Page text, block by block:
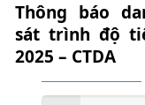
Thông báo
sát trình độ
2025 – CTDA